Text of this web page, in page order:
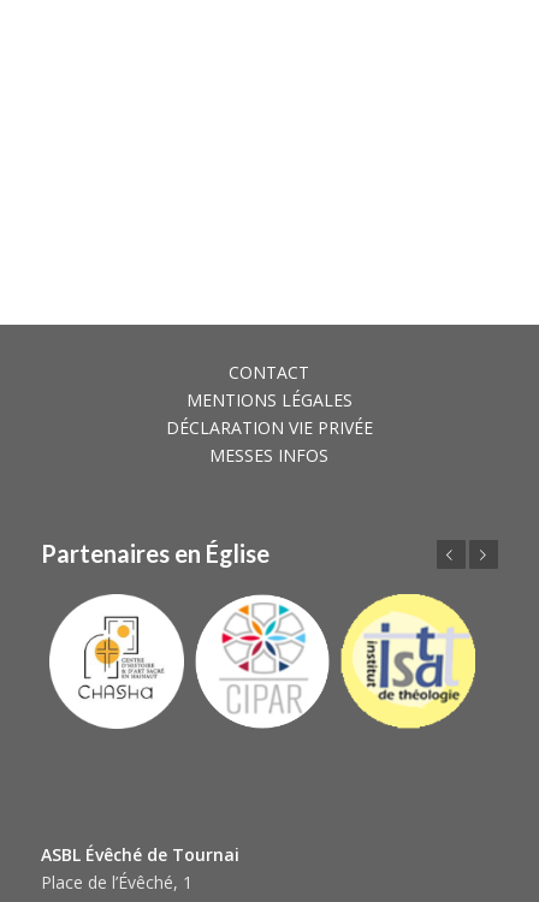
CONTACT
MENTIONS LÉGALES
DÉCLARATION VIE PRIVÉE
MESSES INFOS
Partenaires en Église
ASBL Évêché de Tournai
Place de l’Évêché, 1